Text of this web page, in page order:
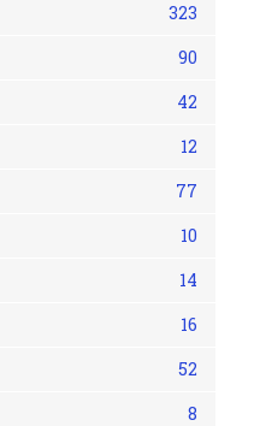
323
90
42
12
77
10
14
16
52
8